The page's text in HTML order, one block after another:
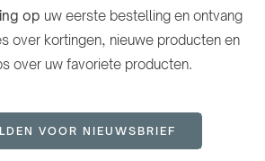
op uw eerste bestelling en ontvang
over kortingen, nieuwe producten en
over uw favoriete producten.
VOOR NIEUWSBRIEF